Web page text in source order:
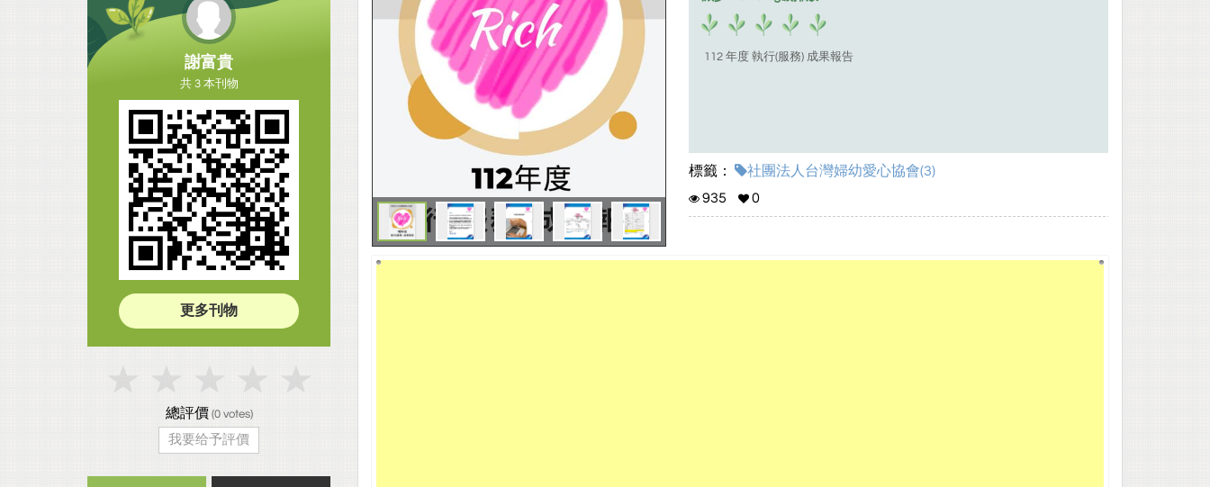
112 年度 執行(服務) 成果報告
標籤：
社團法人台灣婦幼愛心協會(3)
935
0
謝富貴
共 3 本刊物
更多刊物
總評價 (0votes)
我要给予評價